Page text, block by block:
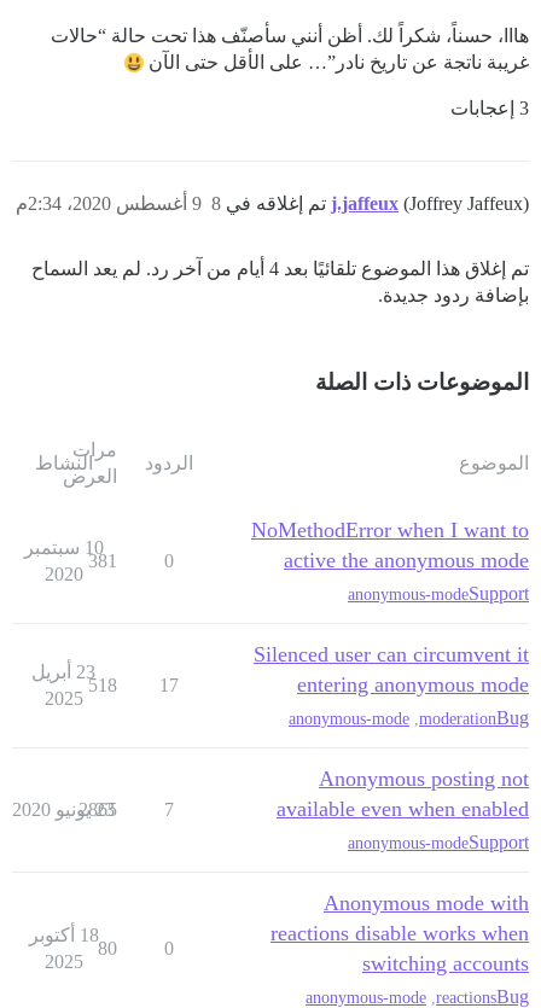
هااا، حسناً، شكراً لك. أظن أنني سأصنّف هذا تحت حالة “حالات
غريبة ناتجة عن تاريخ نادر”… على الأقل حتى الآن
3 إعجابات
j.jaffeux (Joffrey Jaffeux) تم إغلاقه في 9 أغسطس 2020، 2:34م 8
تم إغلاق هذا الموضوع تلقائيًا بعد 4 أيام من آخر رد. لم يعد السماح
بإضافة ردود جديدة.
الموضوعات ذات الصلة
الموضوع الردود
مرات
العرض
النشاط
NoMethodError when I want to
active the anonymous mode
Support
anonymous-mode
0
381
10 سبتمبر
2020
Silenced user can circumvent it
entering anonymous mode
Bug
moderation
anonymous-mode
17
518
23 أبريل
2025
Anonymous posting not
available even when enabled
Support
anonymous-mode
7
2865
23 يونيو 2020
Anonymous mode with
reactions disable works when
switching accounts
Bug
reactions
anonymous-mode
0
80
18 أكتوبر
2025